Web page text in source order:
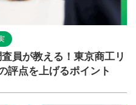
員が教える！東京商工リ
評点を上げるポイント